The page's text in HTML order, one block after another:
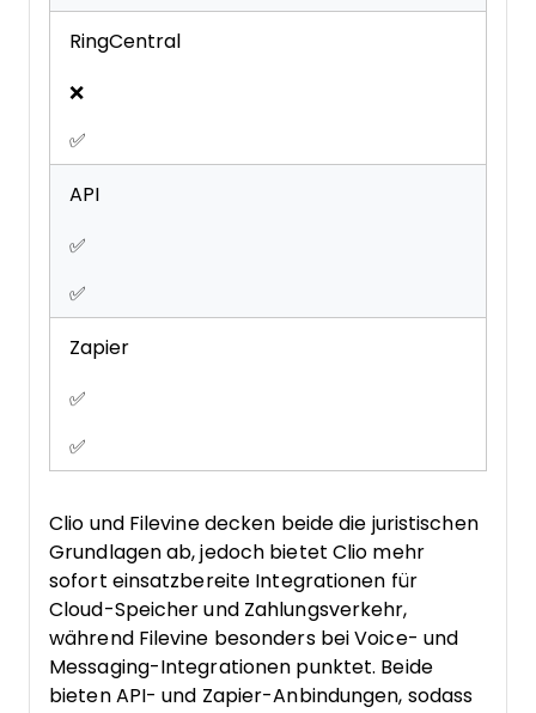
RingCentral
❌
✅
API
✅
✅
Zapier
✅
✅
Clio und Filevine decken beide die juristischen
Grundlagen ab, jedoch bietet Clio mehr
sofort einsatzbereite Integrationen für
Cloud-Speicher und Zahlungsverkehr,
während Filevine besonders bei Voice- und
Messaging-Integrationen punktet. Beide
bieten API- und Zapier-Anbindungen, sodass